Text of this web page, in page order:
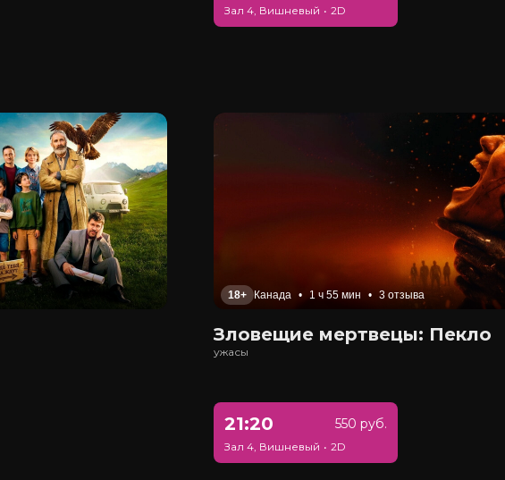
Зал 4, Вишневый • 2D
18+ Канада • 1 ч 55 мин • 3 отзыва
Зловещие мертвецы: Пекло
ужасы
21:20 550 руб.
Зал 4, Вишневый • 2D